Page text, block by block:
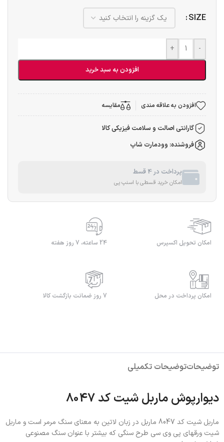
SIZE
-
+
افزودن به سبد خرید
افزودن به علاقه مندی مقایسه
گارانتی اصالت و سلامت فیزیکی کالا
فروشنده: وودمارت شاپ
پرداخت در 4 قسط
امکان خرید قسطی با اسنپ پی
امکان تحویل اکسپرس 24 ساعته، 7 روز هفته
امکان پرداخت در محل 7 روز ضمانت بازگشت کالا
توضیحاتتوضیحات تکمیلی
دیوارپوش ماربل شیت کد 8047
ماربل شیت کد 8047 ماربل در زبان لاتین به معنای سنگ مرمر است و ماربل
شیت ورقهای پی وی سی طرح سنگی که بیشتر با عنوان سنگ مصنوعی